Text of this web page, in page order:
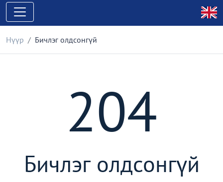
Нүүр Бичлэг олдсонгүй
204
Бичлэг олдсонгүй